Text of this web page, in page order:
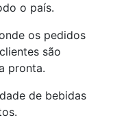
o país.
os pedidos
são
pronta.
de bebidas